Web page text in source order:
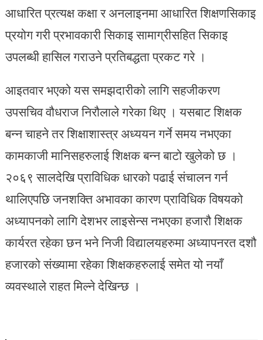
आधारित प्रत्यक्ष कक्षा र अनलाइनमा आधारित शिक्षणसिकाइ
प्रयोग गरी प्रभावकारी सिकाइ सामाग्रीसहित सिकाइ
उपलब्धी हासिल गराउने प्रतिबद्धता प्रकट गरे ।
आइतवार भएको यस समझदारीको लागि सहजीकरण
उपसचिव वौधराज निरौलाले गरेका थिए । यसबाट शिक्षक
बन्न चाहने तर शिक्षाशास्त्र अध्ययन गर्ने समय नभएका
कामकाजी मानिसहरुलाई शिक्षक बन्न बाटो खुलेको छ ।
२०६९ सालदेखि प्राविधिक धारको पढाई संचालन गर्न
थालिएपछि जनशक्ति अभावका कारण प्राविधिक विषयको
अध्यापनको लागि देशभर लाइसेन्स नभएका हजारौ शिक्षक
कार्यरत रहेका छन भने निजी विद्यालयहरुमा अध्यापनरत दशौ
हजारको संख्यामा रहेका शिक्षकहरुलाई समेत यो नयाँ
व्यवस्थाले राहत मिल्ने देखिन्छ ।